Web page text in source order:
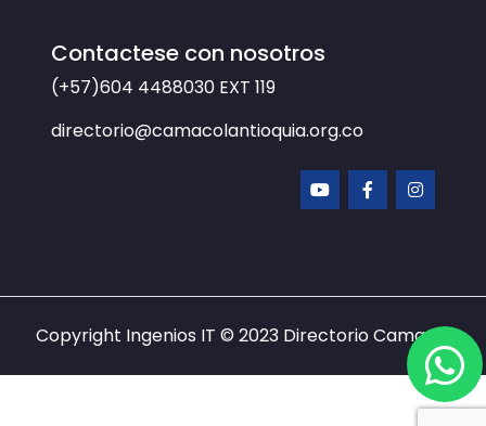
Contactese con nosotros
(+57)604 4488030 EXT 119
directorio@camacolantioquia.org.co
Copyright Ingenios IT © 2023 Directorio Camacol